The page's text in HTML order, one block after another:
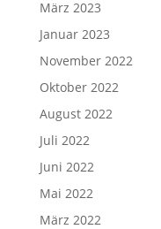
März 2023
Januar 2023
November 2022
Oktober 2022
August 2022
Juli 2022
Juni 2022
Mai 2022
März 2022